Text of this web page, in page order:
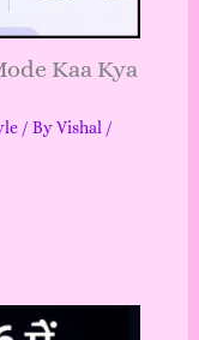
Kaa Kya
/ ByVishal /